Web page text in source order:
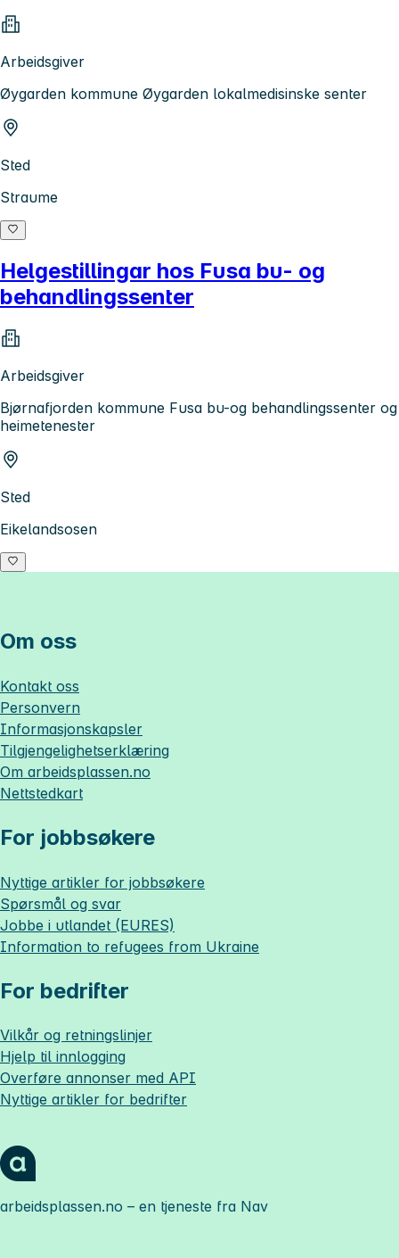
Arbeidsgiver
Øygarden kommune Øygarden lokalmedisinske senter
Sted
Straume
Helgestillingar hos Fusa bu- og
behandlingssenter
Arbeidsgiver
Bjørnafjorden kommune Fusa bu-og behandlingssenter og
heimetenester
Sted
Eikelandsosen
Om oss
Kontakt oss
Personvern
Informasjonskapsler
Tilgjengelighetserklæring
Om arbeidsplassen.no
Nettstedkart
For jobbsøkere
Nyttige artikler for jobbsøkere
Spørsmål og svar
Jobbe i utlandet (EURES)
Information to refugees from Ukraine
For bedrifter
Vilkår og retningslinjer
Hjelp til innlogging
Overføre annonser med API
Nyttige artikler for bedrifter
arbeidsplassen.no – en tjeneste fra Nav